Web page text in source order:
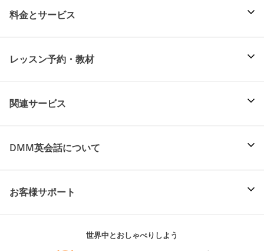
料金とサービス
レッスン予約・教材
関連サービス
DMM英会話について
お客様サポート
世界中とおしゃべりしよう